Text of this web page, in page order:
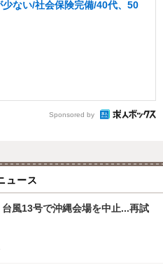
ない/社会保険完備/40代、50
Sponsored by
ュース
風13号で沖縄会場を中止...再試